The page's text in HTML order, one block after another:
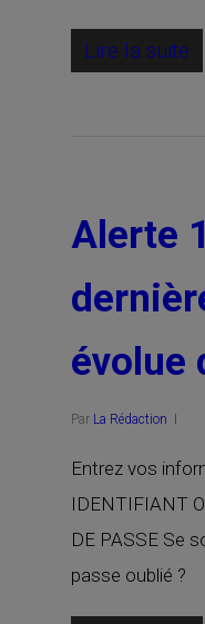
Lire la suite
Alerte
évolue
Par La Rédaction
Entrez vos
IDENTIFIANT
DE PASSE Se
passe oublié ?